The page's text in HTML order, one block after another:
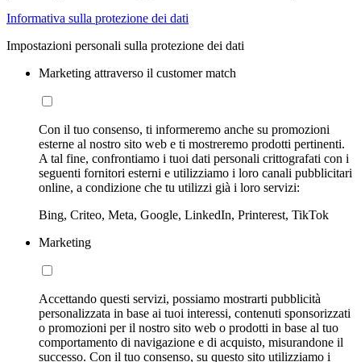
Informativa sulla protezione dei dati
Impostazioni personali sulla protezione dei dati
Marketing attraverso il customer match
Con il tuo consenso, ti informeremo anche su promozioni
esterne al nostro sito web e ti mostreremo prodotti pertinenti.
A tal fine, confrontiamo i tuoi dati personali crittografati con i
seguenti fornitori esterni e utilizziamo i loro canali pubblicitari
online, a condizione che tu utilizzi già i loro servizi:
Bing, Criteo, Meta, Google, LinkedIn, Printerest, TikTok
Marketing
Accettando questi servizi, possiamo mostrarti pubblicità
personalizzata in base ai tuoi interessi, contenuti sponsorizzati
o promozioni per il nostro sito web o prodotti in base al tuo
comportamento di navigazione e di acquisto, misurandone il
successo. Con il tuo consenso, su questo sito utilizziamo i